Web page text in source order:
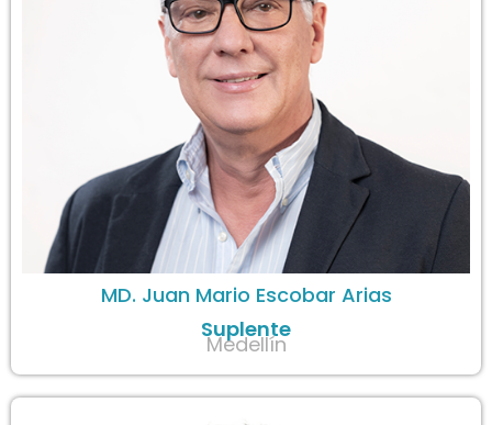
MD. Juan Mario Escobar Arias
Suplente
Medellín